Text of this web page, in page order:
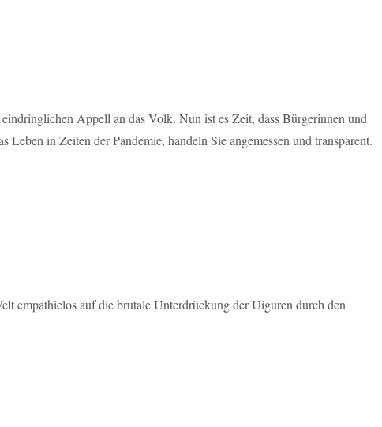
Appell an das Volk. Nun ist es Zeit, dass Bürgerinnen und
in Zeiten der Pandemie, handeln Sie angemessen und transparent.
empathielos auf die brutale Unterdrückung der Uiguren durch den